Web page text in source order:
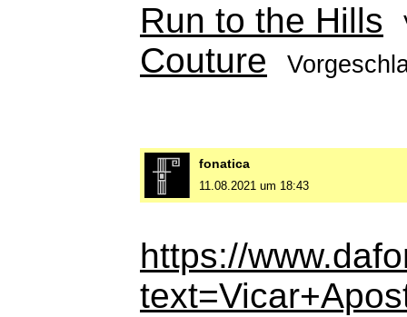
Run to the Hills
Couture
fonatica
11.08.2021 um 18:43
https://